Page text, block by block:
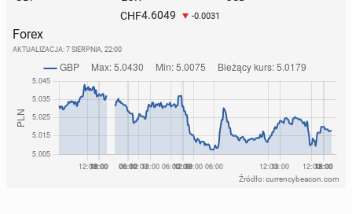
CHF4.6049 -0.0031
Forex
AKTUALIZACJA: 7 SIERPNIA, 22:00
Źródło: currencybeacon.com